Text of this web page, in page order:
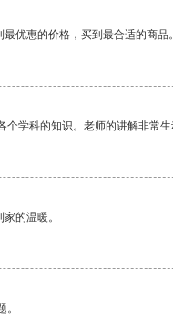
优惠的价格，买到最合适的商品。
学科的知识。老师的讲解非常生
的温暖。